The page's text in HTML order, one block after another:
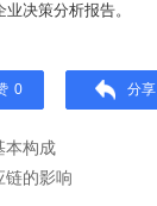
决策分析报告。
0 分享
本构成
链的影响